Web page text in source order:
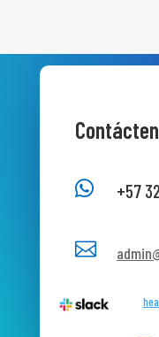
 +57
